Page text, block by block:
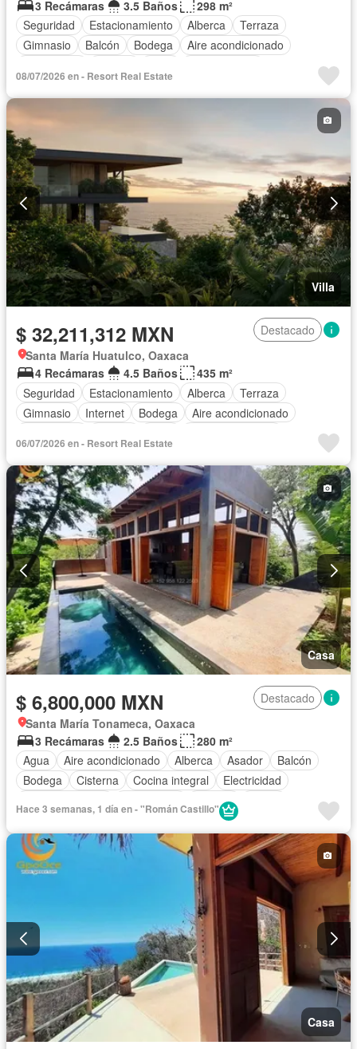
3 Recámaras
3.5 Baños
298 m²
Seguridad
Estacionamiento Alberca
Terraza
Gimnasio
Balcón Bodega
Aire acondicionado
Vista panorámica
Recámara con closet
08/07/2026 en - Resort Real Estate
Villa
$ 32,211,312 MXN
Destacado
Santa María Huatulco, Oaxaca
4 Recámaras
4.5 Baños
435 m²
Seguridad
Estacionamiento Alberca
Terraza
Gimnasio
Internet Bodega
Aire acondicionado
Recámara con closet
Caseta de vigilancia
Conserje
Sin amueblar
06/07/2026 en - Resort Real Estate
Casa
$ 6,800,000 MXN
Destacado
Santa María Tonameca, Oaxaca
3 Recámaras
2.5 Baños
280 m²
Agua
Aire acondicionado Alberca Asador
Balcón
Bodega
Cisterna Cocina integral
Electricidad
Internet
Vista panorámica
Zonas verdes
Completamente amueblado
Hace 3 semanas, 1 día en - "Román Castillo"
Casa